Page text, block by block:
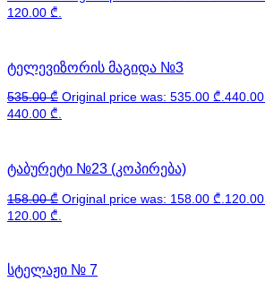
120.00 ₾.
ტელევიზორის მაგიდა №3
535.00₾ Original price was: 535.00 ₾.440.00
440.00 ₾.
ტაბურეტი №23 (კოპირება)
158.00₾ Original price was: 158.00 ₾. 120.00
120.00 ₾.
სტელაჟი № 7